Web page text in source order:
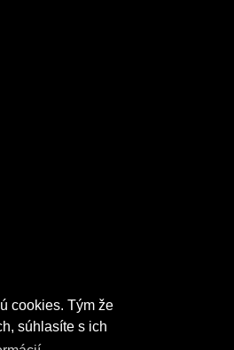
cookies. Tým že
súhlasíte s ich